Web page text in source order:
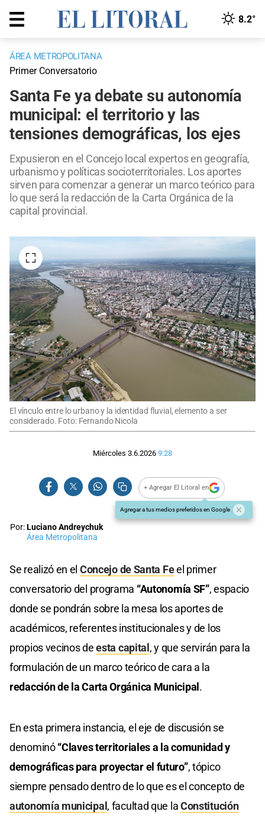
8.2°
ÁREA METROPOLITANA
Primer Conversatorio
Santa Fe ya debate su autonomía
municipal: el territorio y las
tensiones demográficas, los ejes
Expusieron en el Concejo local expertos en geografía,
urbanismo y políticas socioterritoriales. Los aportes
sirven para comenzar a generar un marco teórico para
lo que será la redacción de la Carta Orgánica de la
capital provincial.
El vínculo entre lo urbano y la identidad fluvial, elemento a ser
considerado. Foto: Fernando Nicola
Miércoles 3.6.2026 9:28
+ Agregar El Litoral en
Agregar a tus medios preferidos en Google
Por:Luciano Andreychuk
Área Metropolitana
Se realizó en el Concejo de Santa Feel primer
conversatorio del programa “Autonomía SF”, espacio
donde se pondrán sobre la mesa los aportes de
académicos, referentes institucionales y de los
propios vecinos deesta capital, y que servirán para la
formulación de un marco teórico de cara a la
redacción de la Carta Orgánica Municipal.
En esta primera instancia, el eje de discusión se
denominó“Claves territoriales a la comunidad y
demográficas para proyectar el futuro”, tópico
siempre pensado dentro de lo que es el concepto de
autonomía municipal, facultad que laConstitución